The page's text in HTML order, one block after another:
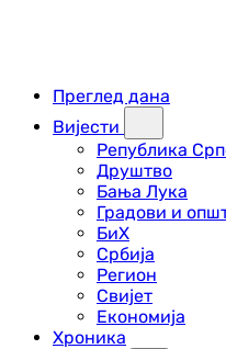
Преглед дана
Вијести
Република
Друштво
Бања Лука
Градови и
БиХ
Србија
Регион
Свијет
Економија
Хроника